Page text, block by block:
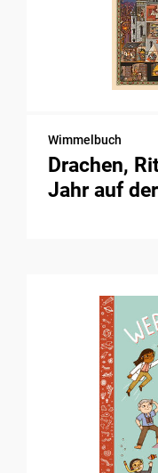
Wimmelbuch
Drachen,
Jahr auf